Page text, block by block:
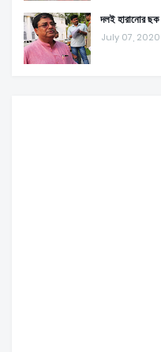
দলই হারানোর
July 07, 2020